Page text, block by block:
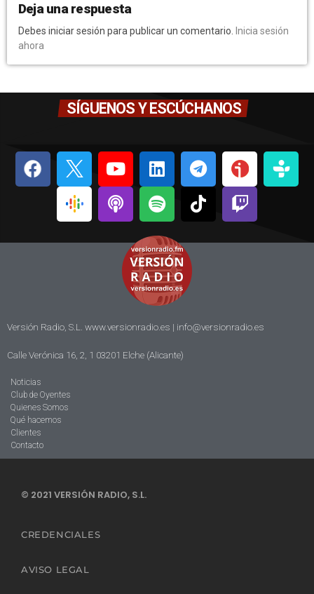
Deja una respuesta
Debes iniciar sesión para publicar un comentario.
Inicia sesión
ahora
SÍGUENOS Y ESCÚCHANOS
Versión Radio, S.L. www.versionradio.es | info@versionradio.es
Calle Verónica 16, 2, 1 03201 Elche (Alicante)
Noticias
Club de Oyentes
Quienes Somos
Qué hacemos
Clientes
Contacto
© 2021 VERSIÓN RADIO, S.L.
CREDENCIALES
AVISO LEGAL